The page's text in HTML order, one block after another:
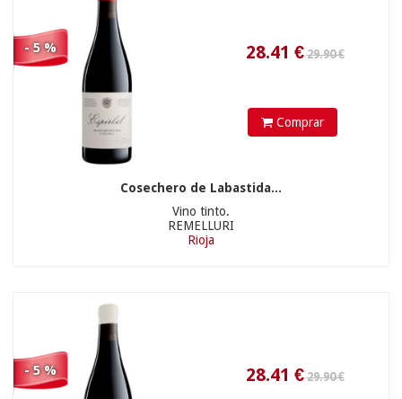
- 5 %
Comprar
Cosechero de Labastida...
Vino tinto.
REMELLURI
Rioja
- 5 %